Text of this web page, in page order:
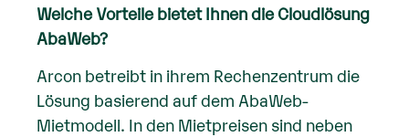
Welche Vorteile bietet Ihnen die Cloudlösung
AbaWeb?
Arcon betreibt in ihrem Rechenzentrum die
Lösung basierend auf dem AbaWeb-
Mietmodell. In den Mietpreisen sind neben